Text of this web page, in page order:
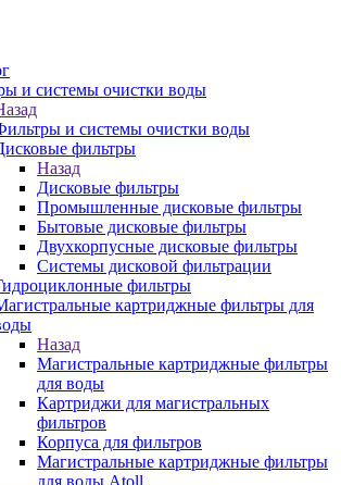
и системы очистки воды
и системы очистки воды
фильтры
Назад
Дисковые фильтры
Промышленные дисковые фильтры
Бытовые дисковые фильтры
Двухкорпусные дисковые фильтры
Системы дисковой фильтрации
фильтры
картриджные фильтры для
Назад
Магистральные картриджные фильтры
для воды
Картриджи для магистральных
фильтров
Корпуса для фильтров
Магистральные картриджные фильтры
для воды Atoll